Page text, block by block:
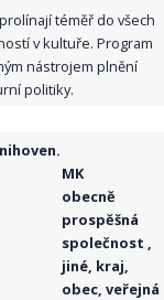
téměř do všech
v kultuře. Program
nástrojem plnění
politiky.
MK
obecně
prospěšná
společnost ,
jiné, kraj,
obec, veřejná